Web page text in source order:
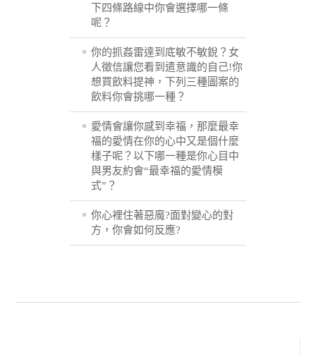
下四條路線中你會選擇哪一條
呢？
你的抓姦雷達到底敏不敏銳？女
人徵信讓您看到遣意識的自己!你
想買飲料提神，下列三種圖案的
飲料你會挑哪一種？
愛情會讓你感到幸福，那麼最幸
福的愛情在你的心中又是個什麼
樣子呢？以下哪一種是你心目中
與男友約會“最幸福的愛情模
式”？
你心裡住著惡魔?面對變心的對
方，你會如何反應?